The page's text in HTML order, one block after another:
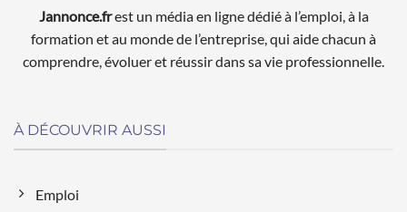
Jannonce.frest un média en ligne dédié à l’emploi, à la
formation et au monde de l’entreprise, qui aide chacun à
comprendre, évoluer et réussir dans sa vie professionnelle.
À DÉCOUVRIR AUSSI
Emploi